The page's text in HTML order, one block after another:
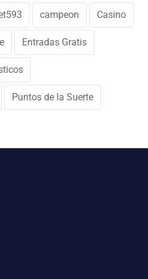
campeon Casino
Entradas Gratis
Puntos de la Suerte